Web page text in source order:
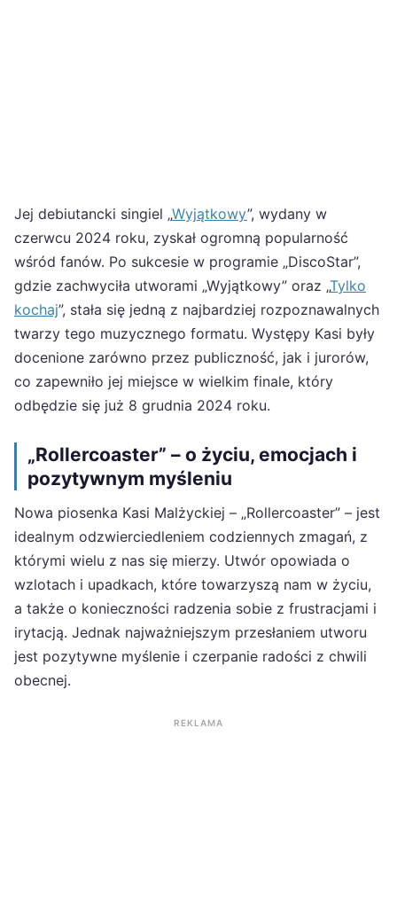
Jej debiutancki singiel „Wyjątkowy”, wydany w
czerwcu 2024 roku, zyskał ogromną popularność
wśród fanów. Po sukcesie w programie „DiscoStar”,
gdzie zachwyciła utworami „Wyjątkowy” oraz „Tylko
kochaj”, stała się jedną z najbardziej rozpoznawalnych
twarzy tego muzycznego formatu. Występy Kasi były
docenione zarówno przez publiczność, jak i jurorów,
co zapewniło jej miejsce w wielkim finale, który
odbędzie się już 8 grudnia 2024 roku.
„Rollercoaster” – o życiu, emocjach i
pozytywnym myśleniu
Nowa piosenka Kasi Malżyckiej – „Rollercoaster” – jest
idealnym odzwierciedleniem codziennych zmagań, z
którymi wielu z nas się mierzy. Utwór opowiada o
wzlotach i upadkach, które towarzyszą nam w życiu,
a także o konieczności radzenia sobie z frustracjami i
irytacją. Jednak najważniejszym przesłaniem utworu
jest pozytywne myślenie i czerpanie radości z chwili
obecnej.
REKLAMA